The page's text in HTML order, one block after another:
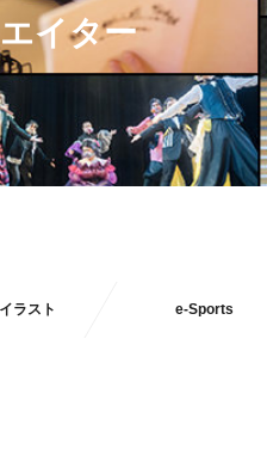
イター
ラスト e-Sports